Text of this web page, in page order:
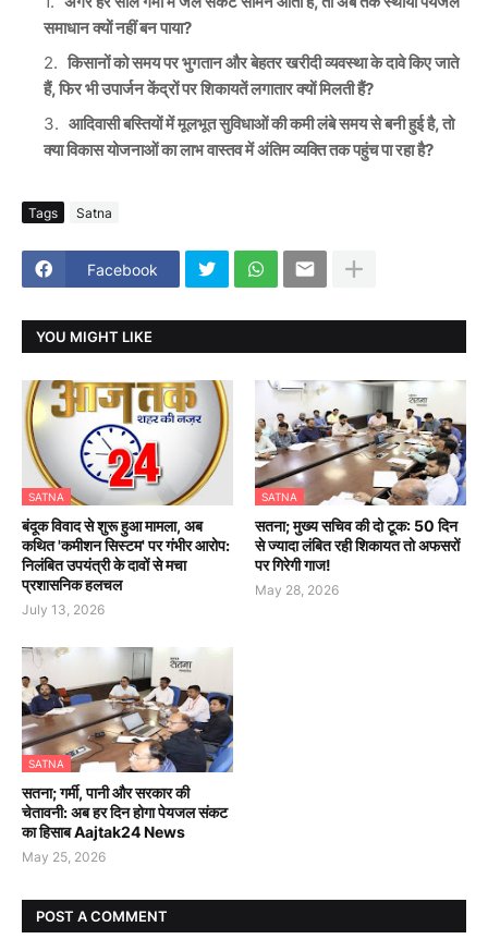
समाधान क्यों नहीं बन पाया?
किसानों को समय पर भुगतान और बेहतर खरीदी व्यवस्था के दावे किए जाते
हैं, फिर भी उपार्जन केंद्रों पर शिकायतें लगातार क्यों मिलती हैं?
आदिवासी बस्तियों में मूलभूत सुविधाओं की कमी लंबे समय से बनी हुई है, तो
क्या विकास योजनाओं का लाभ वास्तव में अंतिम व्यक्ति तक पहुंच पा रहा है?
Tags Satna
Facebook
YOU MIGHT LIKE
SATNA
बंदूक विवाद से शुरू हुआ मामला, अब
कथित 'कमीशन सिस्टम' पर गंभीर आरोप:
निलंबित उपयंत्री के दावों से मचा
प्रशासनिक हलचल
July 13, 2026
SATNA
सतना; मुख्य सचिव की दो टूक: 50 दिन
से ज्यादा लंबित रही शिकायत तो अफसरों
पर गिरेगी गाज!
May 28, 2026
SATNA
सतना; गर्मी, पानी और सरकार की
चेतावनी: अब हर दिन होगा पेयजल संकट
का हिसाब Aajtak24 News
May 25, 2026
POST A COMMENT